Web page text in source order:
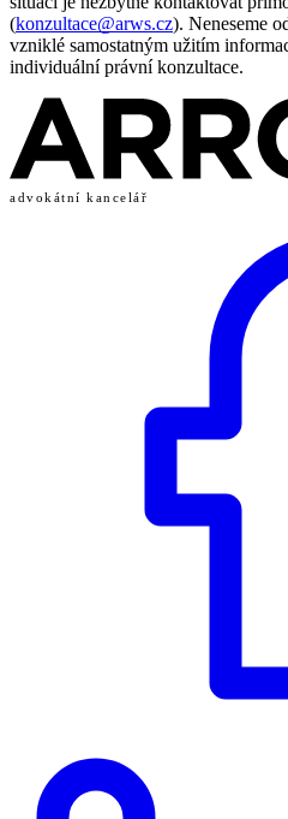
(konzultace@arws.cz). Neneseme
vzniklé samostatným užitím
individuální právní konzultace.
advokátní kancelář